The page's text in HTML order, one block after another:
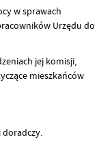
w sprawach
Urzędu do
jej komisji,
mieszkańców
doradczy.